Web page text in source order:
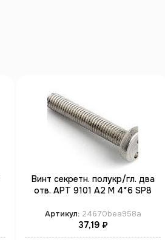
Винт секретн. полукр/гл. два
отв. АРТ 9101 А2 M 4*6 SP8
Артикул: 24670bea958a
37,19 ₽